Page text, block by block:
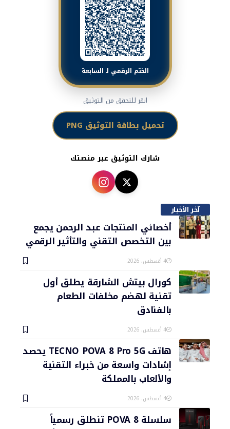
الختم الرقمي لـ السابعة
انقر للتحقق من التوثيق
تحميل بطاقة التوثيق PNG
شارك التوثيق عبر منصتك
آخر الأخبار
أخصائي المنتجات عبد الرحمن يجمع
بين التخصص التقني والتأثير الرقمي
4 أغسطس، 2026
كورال بيتش الشارقة يطلق أول
تقنية لهضم مخلفات الطعام
بالفنادق
4 أغسطس، 2026
هاتف TECNO POVA 8 Pro 5G يحصد
إشادات واسعة من خبراء التقنية
والألعاب بالمملكة
4 أغسطس، 2026
سلسلة POVA 8 تنطلق رسمياً